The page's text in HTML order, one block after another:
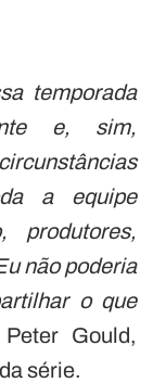
temporada
e, sim,
a equipe
produtores,
não poderia
o que
Gould,
série.